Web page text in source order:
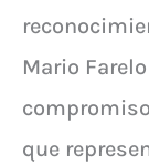
Mario
que